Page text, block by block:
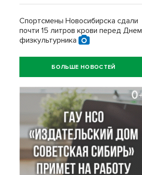
Спортсмены Новосибирска сдали
почти 15 литров крови перед Днем
физкультурника
БОЛЬШЕ НОВОСТЕЙ